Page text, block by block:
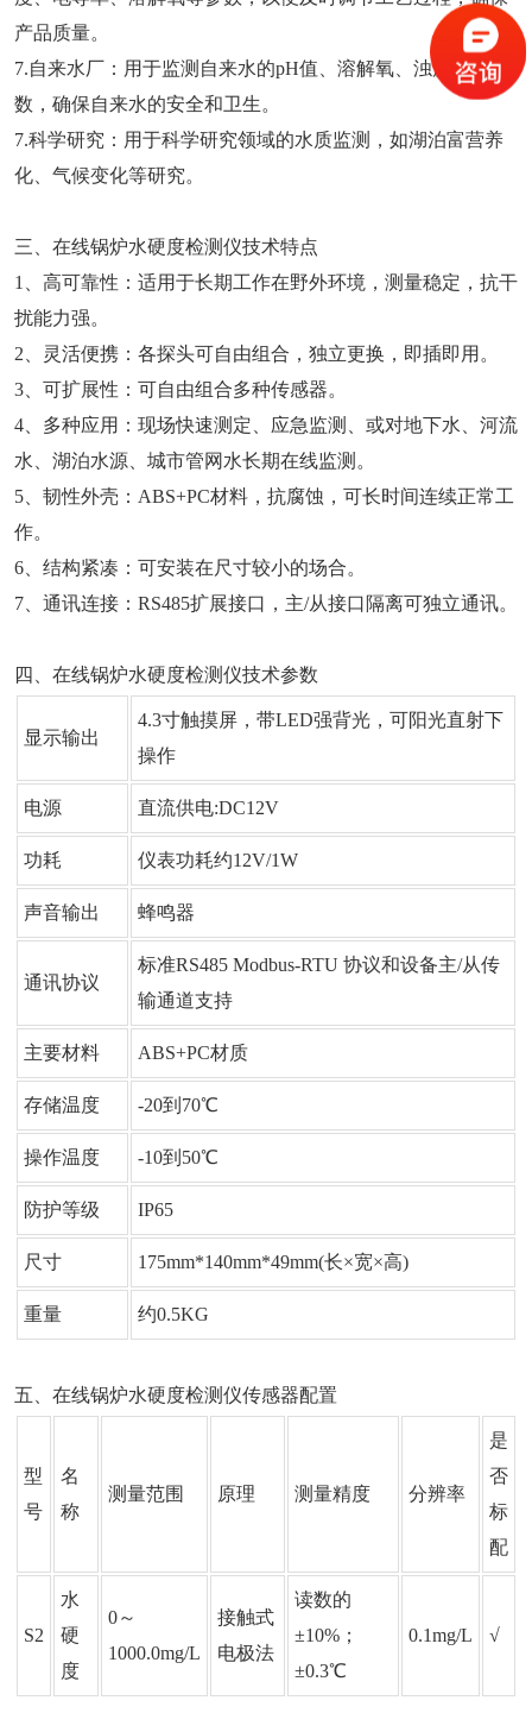
产品质量。
7.自来水厂：用于监测自来水的pH值、溶解氧、浊度等参
数，确保自来水的安全和卫生。
7.科学研究：用于科学研究领域的水质监测，如湖泊富营养
化、气候变化等研究。
三、在线锅炉水硬度检测仪技术特点
1、高可靠性：适用于长期工作在野外环境，测量稳定，抗干
扰能力强。
2、灵活便携：各探头可自由组合，独立更换，即插即用。
3、可扩展性：可自由组合多种传感器。
4、多种应用：现场快速测定、应急监测、或对地下水、河流
水、湖泊水源、城市管网水长期在线监测。
5、韧性外壳：ABS+PC材料，抗腐蚀，可长时间连续正常工
作。
6、结构紧凑：可安装在尺寸较小的场合。
7、通讯连接：RS485扩展接口，主/从接口隔离可独立通讯。
四、在线锅炉水硬度检测仪技术参数
显示输出
4.3寸触摸屏，带LED强背光，可阳光直射下
操作
电源 直流供电:DC12V
功耗 仪表功耗约12V/1W
声音输出 蜂鸣器
通讯协议
标准RS485 Modbus-RTU 协议和设备主/从传
输通道支持
主要材料 ABS+PC材质
存储温度 -20到70℃
操作温度 -10到50℃
防护等级 IP65
尺寸 175mm*140mm*49mm(长×宽×高)
重量 约0.5KG
五、在线锅炉水硬度检测仪传感器配置
型
号
名
称
测量范围 原理 测量精度 分辨率
是
否
标
配
S2
水
硬
度
0～
1000.0mg/L
接触式
电极法
读数的
±10%；
±0.3℃
0.1mg/L √